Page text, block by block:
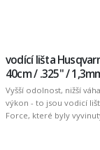
vodící lišta
40cm / .325" /
Vyšší odolnost, nižší
výkon - to jsou vodicí
Force, které byly